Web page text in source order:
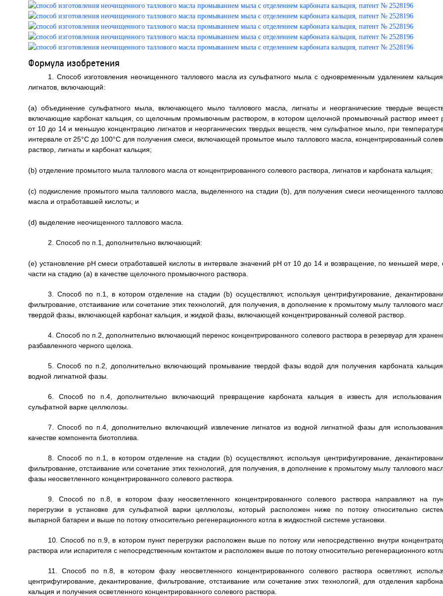
Формула изобретения
1. Способ изготовления неочищенного таллового масла из сульфатного мыла с одновременным удалением
лигнатов, включающий:
(a) объединение сульфатного мыла, включающего мыло таллового масла, лигнаты и неорганические твердые
включающие карбонат кальция, со щелочным промывочным раствором, в котором щелочной промывочный раствор имеет
от 10 до 14 и меньшую концентрацию лигнатов и неорганических твердых веществ, чем сульфатное мыло, при
интервале от 25°C до 100°C для получения смеси, включающей промытое мыло таллового масла, концентрированный
раствор, лигнаты и карбонат кальция;
(b) отделение промытого мыла таллового масла от концентрированного солевого раствора, лигнатов и карбоната кальция;
(c) подкисление промытого мыла таллового масла, выделенного на стадии (b), для получения смеси неочищенного
масла и отработавшей кислоты; и
(d) выделение неочищенного таллового масла.
2. Способ по п.1, дополнительно включающий:
(e) установление pH смеси отработавшей кислоты в интервале значений pH от 10 до 14 и возвращение, по меньшей мере,
части на стадию (a) в качестве щелочного промывочного раствора.
3. Способ по п.1, в котором отделение на стадии (b) осуществляют, используя центрифугирование,
фильтрование, отстаивание или сочетание этих технологий, для получения, в дополнение к промытому мылу таллового
твердой фазы, включающей карбонат кальция, и жидкой фазы, включающей концентрированный солевой раствор.
4. Способ по п.2, дополнительно включающий перенос концентрированного солевого раствора в резервуар для
разбавленного черного щелока.
5. Способ по п.2, дополнительно включающий промывание твердой фазы водой для получения карбоната
водной лигнатной фазы.
6. Способ по п.4, дополнительно включающий превращение карбоната кальция в известь для
сульфатной варке целлюлозы.
7. Способ по п.4, дополнительно включающий извлечение лигнатов из водной лигнатной фазы для
качестве компонента биотоплива.
8. Способ по п.1, в котором отделение на стадии (b) осуществляют, используя центрифугирование,
фильтрование, отстаивание или сочетание этих технологий, для получения, в дополнение к промытому мылу таллового
фазы неосветленного концентрированного солевого раствора.
9. Способ по п.8, в котором фазу неосветленного концентрированного солевого раствора направляют на
перегрузки в установке для сульфатной варки целлюлозы, который расположен ниже по потоку относительно
выпарной батареи и выше по потоку относительно регенерационного котла в жидкостной системе установки.
10. Способ по п.9, в котором пункт перегрузки расположен выше по потоку или непосредственно внутри
раствора или испарителя с непосредственным контактом и расположен выше по потоку относительно регенерационного
11. Способ по п.8, в котором фазу неосветленного концентрированного солевого раствора осветляют,
центрифугирование, декантирование, фильтрование, отстаивание или сочетание этих технологий, для отделения
кальция и получения осветленного концентрированного солевого раствора.